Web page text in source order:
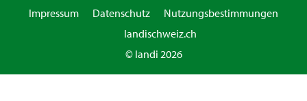
Impressum Datenschutz
Nutzungsbestimmungen
landischweiz.ch
© landi 2026